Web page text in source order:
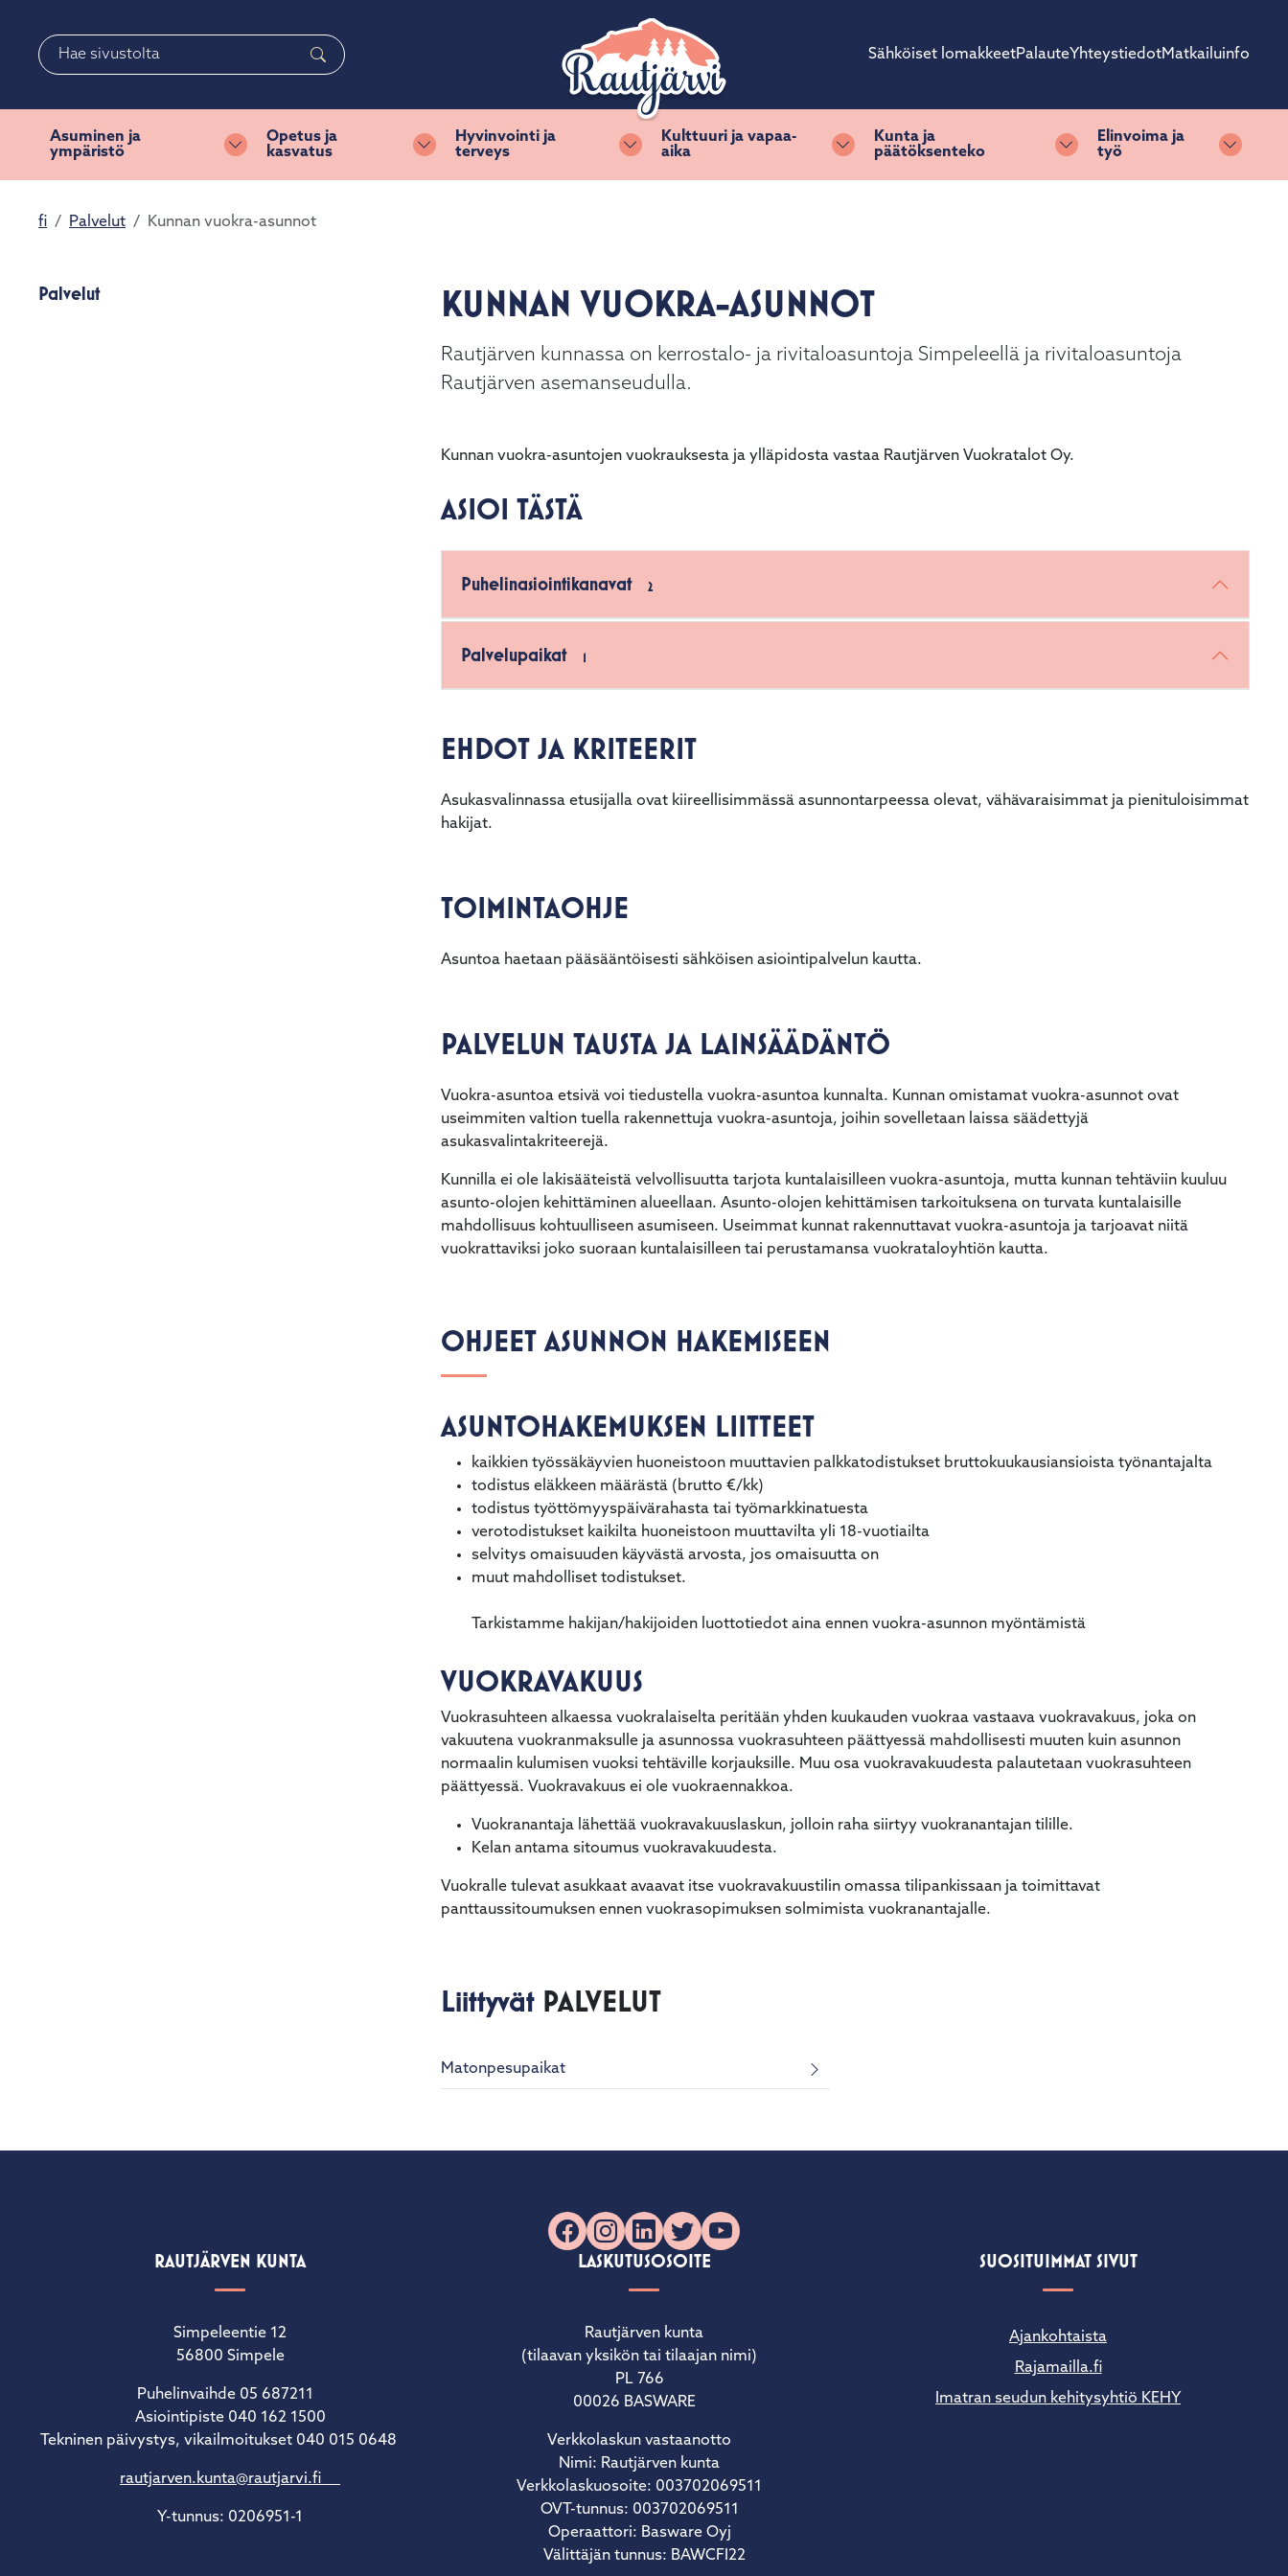
Sähköiset lomakkeetPalauteYhteystiedotMatkailuinfo
Haku
Asuminen ja
ympäristö
Vaihda alasvetovalikkoa
Opetus ja
kasvatus
Vaihda alasvetovalikkoa
Hyvinvointi ja
terveys
Vaihda alasvetovalikkoa
Kulttuuri ja vapaa-
aika
Vaihda alasvetovalikkoa
Kunta ja
päätöksenteko
Vaihda alasvetovalikkoa
Elinvoima ja
työ
Vaihda
fi Palvelut Kunnan vuokra-asunnot
Palvelut KUNNAN VUOKRA-ASUNNOT
Rautjärven kunnassa on kerrostalo- ja rivitaloasuntoja Simpeleellä ja rivitaloasuntoja
Rautjärven asemanseudulla.
Kunnan vuokra-asuntojen vuokrauksesta ja ylläpidosta vastaa Rautjärven Vuokratalot Oy.
ASIOI TÄSTÄ
Puhelinasiointikanavat 2
Palvelupaikat 1
EHDOT JA KRITEERIT
Asukasvalinnassa etusijalla ovat kiireellisimmässä asunnontarpeessa olevat, vähävaraisimmat ja pienituloisimmat
hakijat.
TOIMINTAOHJE
Asuntoa haetaan pääsääntöisesti sähköisen asiointipalvelun kautta.
PALVELUN TAUSTA JA LAINSÄÄDÄNTÖ
Vuokra-asuntoa etsivä voi tiedustella vuokra-asuntoa kunnalta. Kunnan omistamat vuokra-asunnot ovat
useimmiten valtion tuella rakennettuja vuokra-asuntoja, joihin sovelletaan laissa säädettyjä
asukasvalintakriteerejä.
Kunnilla ei ole lakisääteistä velvollisuutta tarjota kuntalaisilleen vuokra-asuntoja, mutta kunnan tehtäviin kuuluu
asunto-olojen kehittäminen alueellaan. Asunto-olojen kehittämisen tarkoituksena on turvata kuntalaisille
mahdollisuus kohtuulliseen asumiseen. Useimmat kunnat rakennuttavat vuokra-asuntoja ja tarjoavat niitä
vuokrattaviksi joko suoraan kuntalaisilleen tai perustamansa vuokrataloyhtiön kautta.
OHJEET ASUNNON HAKEMISEEN
ASUNTOHAKEMUKSEN LIITTEET
kaikkien työssäkäyvien huoneistoon muuttavien palkkatodistukset bruttokuukausiansioista työnantajalta
todistus eläkkeen määrästä (brutto €/kk)
todistus työttömyyspäivärahasta tai työmarkkinatuesta
verotodistukset kaikilta huoneistoon muuttavilta yli 18-vuotiailta
selvitys omaisuuden käyvästä arvosta, jos omaisuutta on
muut mahdolliset todistukset.
Tarkistamme hakijan/hakijoiden luottotiedot aina ennen vuokra-asunnon myöntämistä
VUOKRAVAKUUS
Vuokrasuhteen alkaessa vuokralaiselta peritään yhden kuukauden vuokraa vastaava vuokravakuus, joka on
vakuutena vuokranmaksulle ja asunnossa vuokrasuhteen päättyessä mahdollisesti muuten kuin asunnon
normaalin kulumisen vuoksi tehtäville korjauksille. Muu osa vuokravakuudesta palautetaan vuokrasuhteen
päättyessä. Vuokravakuus ei ole vuokraennakkoa.
Vuokranantaja lähettää vuokravakuuslaskun, jolloin raha siirtyy vuokranantajan tilille.
Kelan antama sitoumus vuokravakuudesta.
Vuokralle tulevat asukkaat avaavat itse vuokravakuustilin omassa tilipankissaan ja toimittavat
panttaussitoumuksen ennen vuokrasopimuksen solmimista vuokranantajalle.
Liittyvät PALVELUT
Matonpesupaikat
Facebook
Instagram
LinkedIn
X YouTube
RAUTJÄRVEN KUNTA
Simpeleentie 12
56800 Simpele
Puhelinvaihde 05 687211
Asiointipiste 040 162 1500
Tekninen päivystys, vikailmoitukset 040 015 0648
rautjarven.kunta@rautjarvi.fi
Y-tunnus: 0206951-1
LASKUTUSOSOITE
Rautjärven kunta
(tilaavan yksikön tai tilaajan nimi)
PL 766
00026 BASWARE
Verkkolaskun vastaanotto
Nimi: Rautjärven kunta
Verkkolaskuosoite: 003702069511
OVT-tunnus: 003702069511
Operaattori: Basware Oyj
Välittäjän tunnus: BAWCFI22
SUOSITUIMMAT SIVUT
Ajankohtaista
Rajamailla.fi
Imatran seudun kehitysyhtiö KEHY